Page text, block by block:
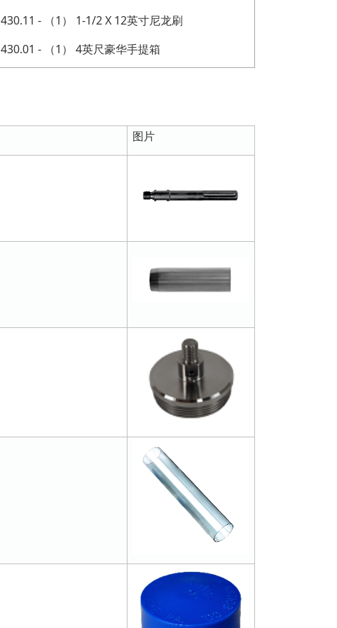
430.11 - （1） 1-1/2 X 12英寸尼龙刷
430.01 - （1） 4英尺豪华手提箱
图片